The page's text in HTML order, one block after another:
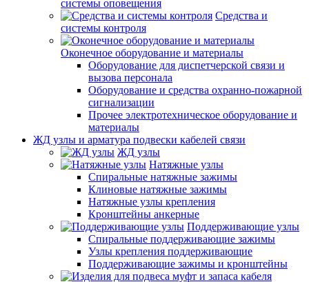
системы оповещения
Средства и
системы контроля
Оконечное оборудование и материалы
Оборудование для диспетчерской связи и
вызова персонала
Оборудование и средства охранно-пожарной
сигнализации
Прочее электротехническое оборудование и
материалы
ЖД узлы и арматура подвески кабелей связи
ЖД узлы
Натяжные узлы
Спиральные натяжные зажимы
Клиновые натяжные зажимы
Натяжные узлы крепления
Кронштейны анкерные
Поддерживающие узлы
Спиральные поддерживающие зажимы
Узлы крепления поддерживающие
Поддерживающие зажимы и кронштейны